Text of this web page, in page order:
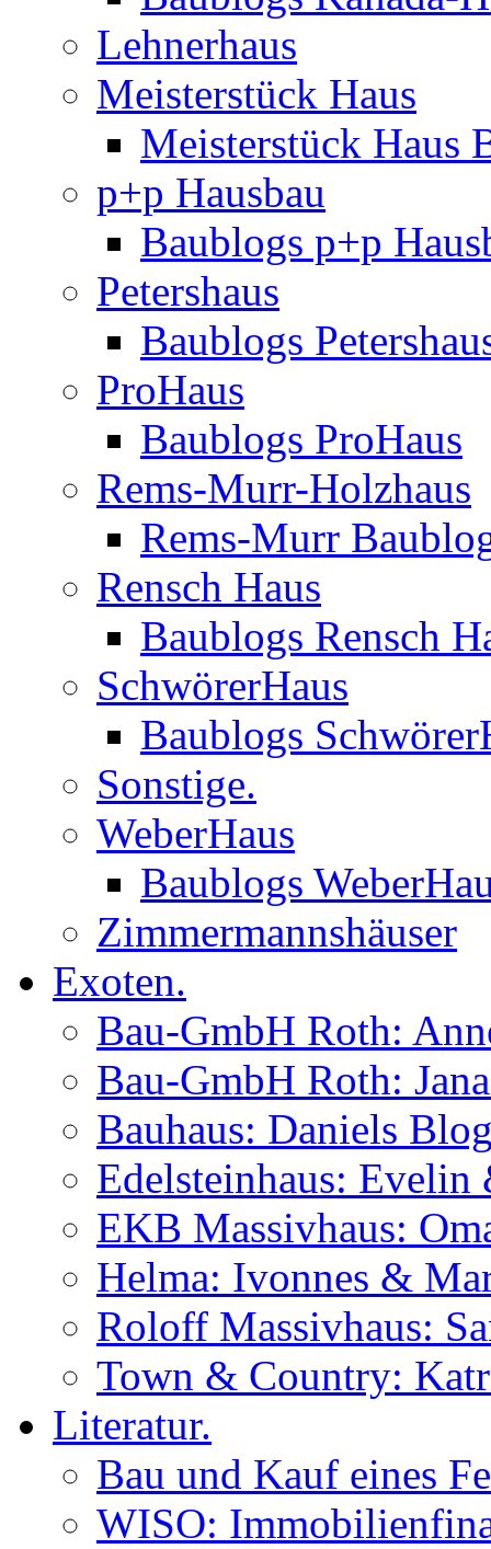
Lehnerhaus
Meisterstück Haus
Meisterstück Haus
p+p Hausbau
Baublogs p+p
Petershaus
Baublogs
ProHaus
Baublogs ProHaus
Rems-Murr-Holzhaus
Rems-Murr
Rensch Haus
Baublogs Rensch
SchwörerHaus
Baublogs
Sonstige.
WeberHaus
Baublogs
Zimmermannshäuser
Exoten.
Bau-GmbH Roth:
Bau-GmbH Roth:
Bauhaus: Daniels
Edelsteinhaus:
EKB Massivhaus:
Helma: Ivonnes &
Roloff Massivhaus:
Town & Country:
Literatur.
Bau und Kauf eines
WISO: